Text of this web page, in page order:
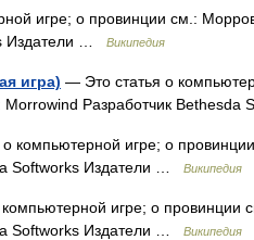
игре; о провинции см.:
Издатели …
Википедия
игра) — Это статья о
Разработчик
компьютерной игре; о
Softworks Издатели …
Википедия
игре; о провинции
Softworks Издатели …
Википедия